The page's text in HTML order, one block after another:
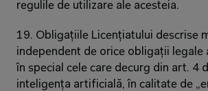
regulile de utilizare ale acesteia.
19. Obligațiile Licențiatului descrise
independent de orice obligații legale
în special cele care decurg din art. 4
inteligența artificială, în calitate de